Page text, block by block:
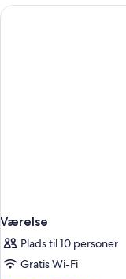
Værelse
Plads til 10 personer
Gratis Wi-Fi